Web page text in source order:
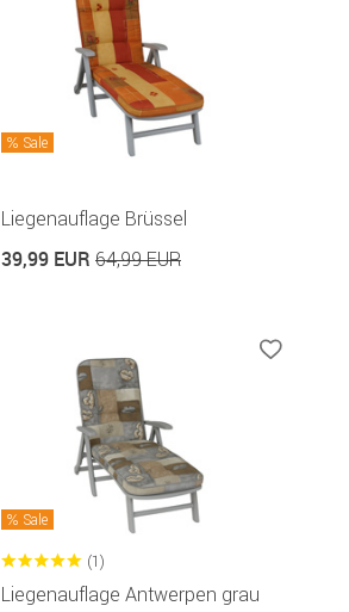
Sale
Liegenauflage Brüssel
39,99 EUR 64,99 EUR
Sale
(1)
Liegenauflage Antwerpen grau